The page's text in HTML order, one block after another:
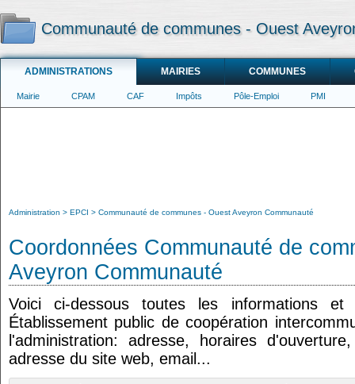
Communauté de communes - Ouest
ADMINISTRATIONS MAIRIES COMMUNES
Mairie CPAM CAF Impôts Pôle-Emploi PMI
Administration EPCI Communauté de communes - Ouest Aveyron Communauté
Coordonnées Communauté de
Aveyron Communauté
Voici ci-dessous toutes les informations et
Établissement public de coopération
l'administration: adresse, horaires
adresse du site web, email...